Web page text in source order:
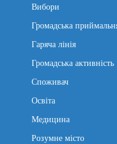
Вибори
Громадська
Гаряча лінія
Громадська активність
Споживач
Освіта
Медицина
Розумне місто